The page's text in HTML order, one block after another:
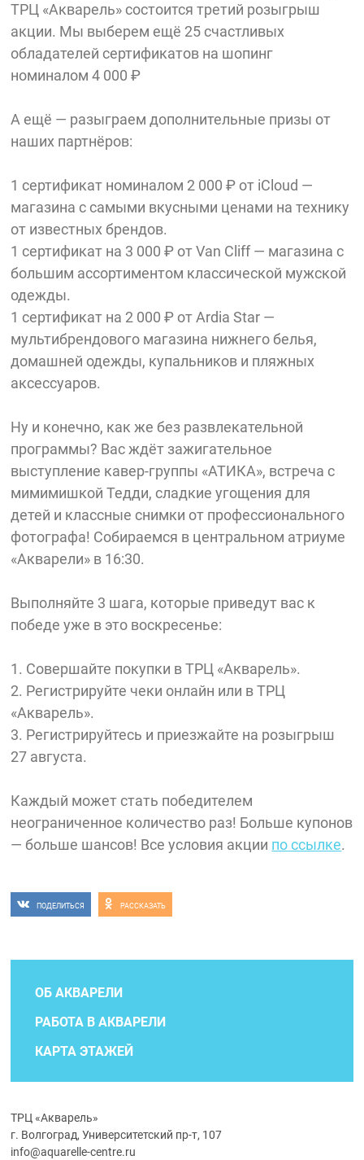
ТРЦ «Акварель» состоится третий розыгрыш
акции. Мы выберем ещё 25 счастливых
обладателей сертификатов на шопинг
номиналом 4 000 ₽
А ещё — разыграем дополнительные призы от
наших партнёров:
1 сертификат номиналом 2 000 ₽ от iCloud —
магазина c самыми вкусными ценами на технику
от известных брендов.
1 сертификат на 3 000 ₽ от Van Cliff — магазина с
большим ассортиментом классической мужской
одежды.
1 сертификат на 2 000 ₽ от Ardia Star —
мультибрендового магазина нижнего белья,
домашней одежды, купальников и пляжных
аксессуаров.
Ну и конечно, как же без развлекательной
программы? Вас ждёт зажигательное
выступление кавер-группы «АТИКА», встреча с
мимимишкой Тедди, сладкие угощения для
детей и классные снимки от профессионального
фотографа! Собираемся в центральном атриуме
«Акварели» в 16:30.
Выполняйте 3 шага, которые приведут вас к
победе уже в это воскресенье:
1. Совершайте покупки в ТРЦ «Акварель».
2. Регистрируйте чеки онлайн или в ТРЦ
«Акварель».
3. Регистрируйтесь и приезжайте на розыгрыш
27 августа.
Каждый может стать победителем
неограниченное количество раз! Больше купонов
— больше шансов! Все условия акции по ссылке.
ПОДЕЛИТЬСЯ РАССКАЗАТЬ
ОБ АКВАРЕЛИ
РАБОТА В АКВАРЕЛИ
КАРТА ЭТАЖЕЙ
ТРЦ «Акварель»
г. Волгоград, Университетский пр-т, 107
info@aquarelle-centre.ru